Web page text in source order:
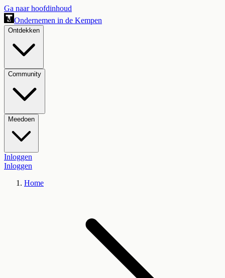
Ga naar hoofdinhoud
Ondernemen in de Kempen
Ontdekken
Community
Meedoen
Inloggen
Inloggen
Home